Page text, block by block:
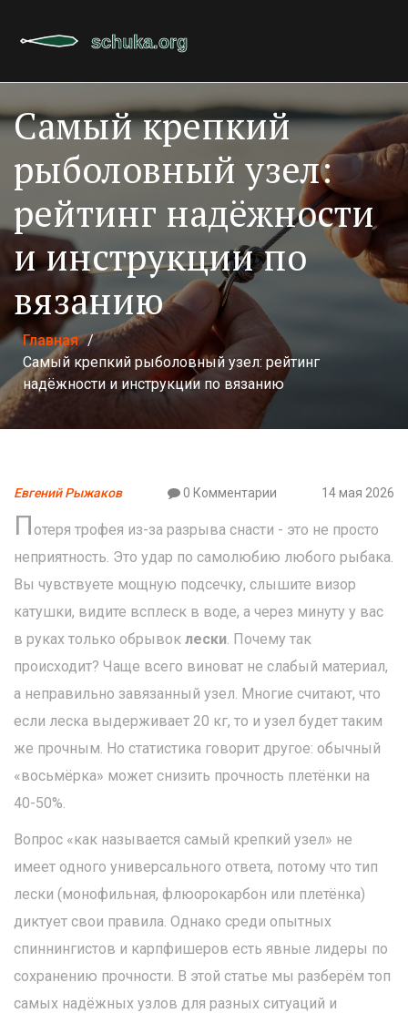
Самый крепкий
рыболовный узел:
рейтинг надёжности
и инструкции по
вязанию
Главная /
Самый крепкий рыболовный узел: рейтинг
надёжности и инструкции по вязанию
Евгений Рыжаков 0 Комментарии 14 мая 2026
Потеря трофея из-за разрыва снасти - это не просто
неприятность. Это удар по самолюбию любого рыбака.
Вы чувствуете мощную подсечку, слышите визор
катушки, видите всплеск в воде, а через минуту у вас
в руках только обрывок лески. Почему так
происходит? Чаще всего виноват не слабый материал,
а неправильно завязанный узел. Многие считают, что
если леска выдерживает 20 кг, то и узел будет таким
же прочным. Но статистика говорит другое: обычный
«восьмёрка» может снизить прочность плетёнки на
40-50%.
Вопрос «как называется самый крепкий узел» не
имеет одного универсального ответа, потому что тип
лески (монофильная, флюорокарбон или плетёнка)
диктует свои правила. Однако среди опытных
спиннингистов и карпфишеров есть явные лидеры по
сохранению прочности. В этой статье мы разберём топ
самых надёжных узлов для разных ситуаций и